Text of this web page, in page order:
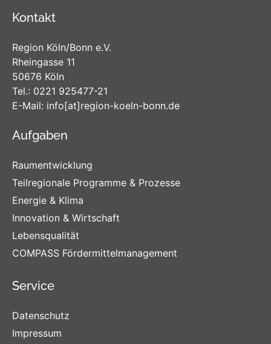
Kontakt
Region Köln/Bonn e.V.
Rheingasse 11
50676 Köln
Tel.: 0221 925477-21
E-Mail: info[at]region-koeln-bonn.de
Aufgaben
Raumentwicklung
Teilregionale Programme & Prozesse
Energie & Klima
Innovation & Wirtschaft
Lebensqualität
COMPASS Fördermittelmanagement
Service
Datenschutz
Impressum